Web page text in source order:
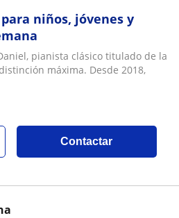
niños, jóvenes y
pianista clásico titulado de la
máxima. Desde 2018,
Contactar